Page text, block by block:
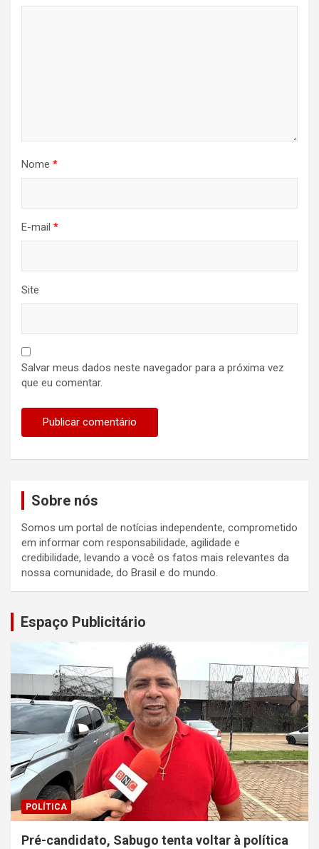
Nome *
E-mail *
Site
Salvar meus dados neste navegador para a próxima vez
que eu comentar.
Sobre nós
Somos um portal de notícias independente, comprometido
em informar com responsabilidade, agilidade e
credibilidade, levando a você os fatos mais relevantes da
nossa comunidade, do Brasil e do mundo.
Espaço Publicitário
POLÍTICA
Pré-candidato, Sabugo tenta voltar à política